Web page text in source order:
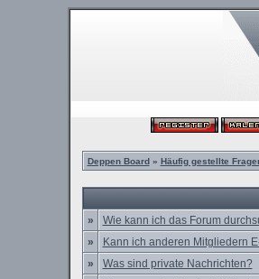
Deppen Board» Häufig gestellte
»
Wie kann ich das Forum
»
Kann ich anderen Mitgliedern
»
Was sind private Nachrichten?